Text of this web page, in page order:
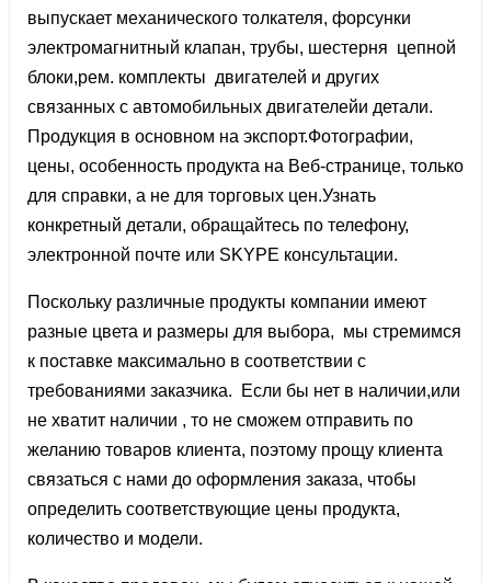
выпускает механического толкателя, форсунки
электромагнитный клапан, трубы, шестерня цепной
блоки,рем. комплекты двигателей и других
связанных с автомобильных двигателейи детали.
Продукция в основном на экспорт.Фотографии,
цены, особенность продукта на Веб-странице, только
для справки, а не для торговых цен.Узнать
конкретный детали, обращайтесь по телефону,
электронной почте или SKYPE консультации.
Поскольку различные продукты компании имеют
разные цвета и размеры для выбора, мы стремимся
к поставке максимально в соответствии с
требованиями заказчика. Если бы нет в наличии,или
не хватит наличии , то не сможем отправить по
желанию товаров клиента, поэтому прощу клиента
связаться с нами до оформления заказа, чтобы
определить соответствующие цены продукта,
количество и модели.